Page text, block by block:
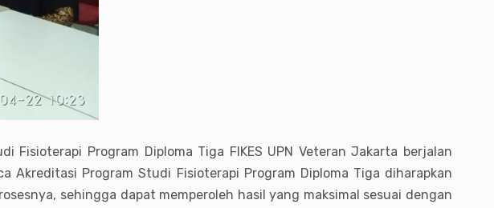
Fisioterapi Program Diploma Tiga FIKES UPN Veteran Jakarta berjalan
Akreditasi Program Studi Fisioterapi Program Diploma Tiga diharapkan
sehingga dapat memperoleh hasil yang maksimal sesuai dengan